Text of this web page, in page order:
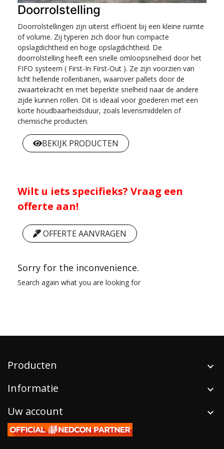
Doorrolstelling
Doorrolstellingen zijn uiterst efficiënt bij een kleine ruimte
of volume. Zij typeren zich door hun compacte
opslagdichtheid en hoge opslagdichtheid. De
doorrolstelling heeft een snelle omloopsnelheid door het
FIFO systeem ( First-In First-Out ). Ze zijn voorzien van
licht hellende rollenbanen, waarover pallets door de
zwaartekracht en met beperkte snelheid naar de andere
zijde kunnen rollen. Dit is ideaal voor goederen met een
korte houdbaarheidsduur, zoals levensmiddelen of
chemische producten.
BEKIJK PRODUCTEN
Wilt u iets specifieks? Vraag een
offerte aan!
OFFERTE AANVRAGEN
Sorry for the inconvenience.
Search again what you are looking for
Producten
Informatie
Uw account